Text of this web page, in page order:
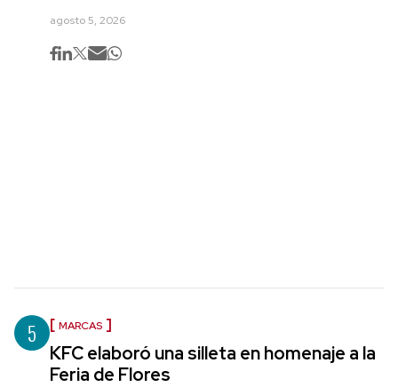
agosto 5, 2026
5 MARCAS
KFC elaboró una silleta en homenaje a la
Feria de Flores